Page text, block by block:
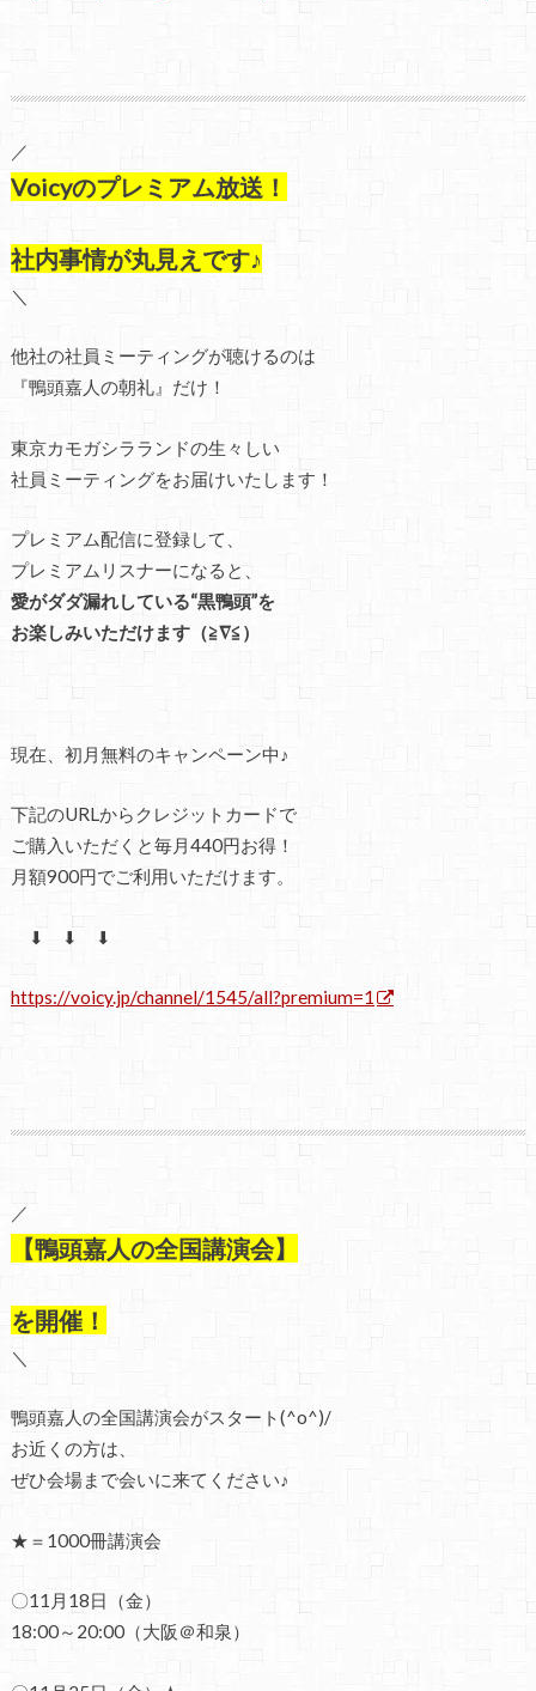
／
Voicyのプレミアム放送！
社内事情が丸見えです♪
＼
他社の社員ミーティングが聴けるのは
『鴨頭嘉人の朝礼』だけ！
東京カモガシラランドの生々しい
社員ミーティングをお届けいたします！
プレミアム配信に登録して、
プレミアムリスナーになると、
愛がダダ漏れしている“黒鴨頭”を
お楽しみいただけます（≧∇≦）
現在、初月無料のキャンペーン中♪
下記のURLからクレジットカードで
ご購入いただくと毎月440円お得！
月額900円でご利用いただけます。
⬇ ⬇ ⬇
https://voicy.jp/channel/1545/all?premium=1
／
【鴨頭嘉人の全国講演会】
を開催！
＼
鴨頭嘉人の全国講演会がスタート(^o^)/
お近くの方は、
ぜひ会場まで会いに来てください♪
★＝1000冊講演会
〇11月18日（金）
18:00～20:00（大阪＠和泉）